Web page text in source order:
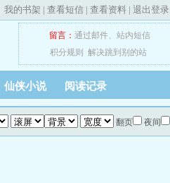
我的书架 | 查看短信 | 查看资料 | 退出登录
留言： 通过邮件、 站内短信
积分规则
解决跳到别的站
仙侠小说 阅读记录
翻页 夜间